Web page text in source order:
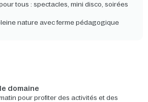
tous : spectacles, mini disco, soirées
nature avec ferme pédagogique
domaine​
pour profiter des activités et des